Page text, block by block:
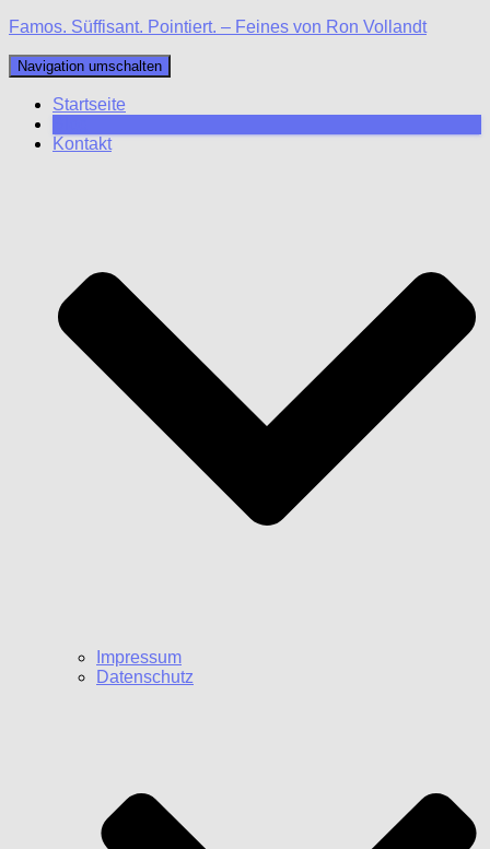
Famos. Süffisant. Pointiert. – Feines von Ron Vollandt
Navigation umschalten
Startseite
Kontakt
Impressum
Datenschutz